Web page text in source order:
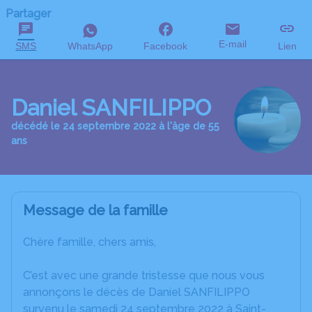
Partager
SMS WhatsApp Facebook E-mail Lien
Daniel SANFILIPPO
décédé le 24 septembre 2022 à l'âge de 55
ans
Message de la famille
Chère famille, chers amis,
C’est avec une grande tristesse que nous vous
annonçons le décès de Daniel SANFILIPPO
survenu le samedi 24 septembre 2022 à Saint-